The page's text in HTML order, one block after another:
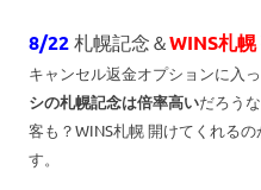
8/22 札幌記念＆WINS札幌
キャンセル返金オプションに入
シの札幌記念は倍率高いだろう
客も？WINS札幌 開けてくれる
す。